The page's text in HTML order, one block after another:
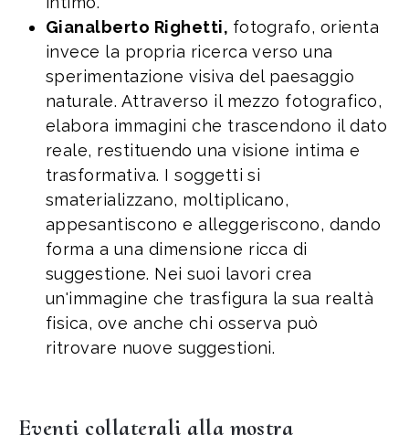
Gianalberto Righetti, fotografo, orienta
invece la propria ricerca verso una
sperimentazione visiva del paesaggio
naturale. Attraverso il mezzo fotografico,
elabora immagini che trascendono il dato
reale, restituendo una visione intima e
trasformativa. I soggetti si
smaterializzano, moltiplicano,
appesantiscono e alleggeriscono, dando
forma a una dimensione ricca di
suggestione. Nei suoi lavori crea
un'immagine che trasfigura la sua realtà
fisica, ove anche chi osserva può
ritrovare nuove suggestioni.
Eventi collaterali alla mostra